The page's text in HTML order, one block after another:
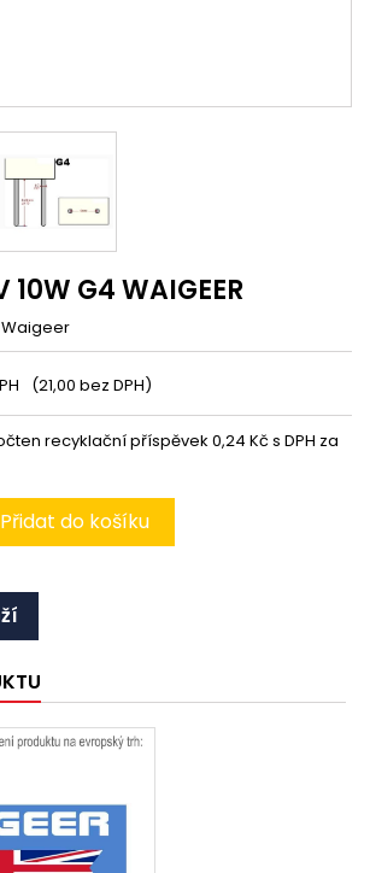
G4 WAIGEER
Waigeer
(21,00 bez DPH)
recyklační příspěvek 0,24 Kč s DPH za
Přidat do košíku